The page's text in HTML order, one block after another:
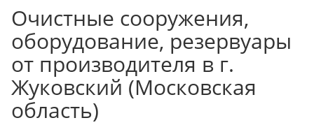
Очистные сооружения,
оборудование, резервуары
от производителя в г.
Жуковский (Московская
область)